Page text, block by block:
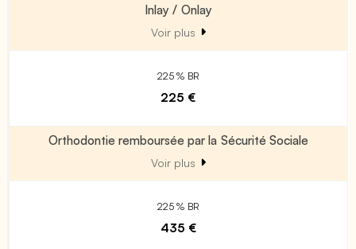
Inlay / Onlay
Voir plus
225 % BR
225 €
Orthodontie remboursée par la Sécurité Sociale
Voir plus
225 % BR
435 €